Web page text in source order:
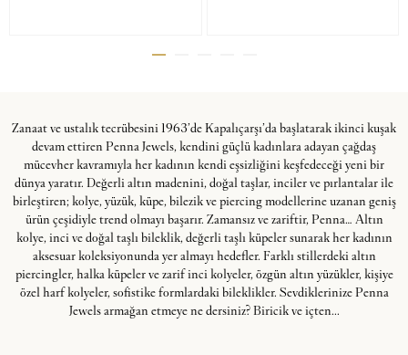
Zanaat ve ustalık tecrübesini 1963’de Kapalıçarşı’da başlatarak ikinci kuşak
devam ettiren Penna Jewels, kendini güçlü kadınlara adayan çağdaş
mücevher kavramıyla her kadının kendi eşsizliğini keşfedeceği yeni bir
dünya yaratır. Değerli altın madenini, doğal taşlar, inciler ve pırlantalar ile
birleştiren; kolye, yüzük, küpe, bilezik ve piercing modellerine uzanan geniş
ürün çeşidiyle trend olmayı başarır. Zamansız ve zariftir, Penna… Altın
kolye, inci ve doğal taşlı bileklik, değerli taşlı küpeler sunarak her kadının
aksesuar koleksiyonunda yer almayı hedefler. Farklı stillerdeki altın
piercingler, halka küpeler ve zarif inci kolyeler, özgün altın yüzükler, kişiye
özel harf kolyeler, sofistike formlardaki bileklikler. Sevdiklerinize Penna
Jewels armağan etmeye ne dersiniz? Biricik ve içten...